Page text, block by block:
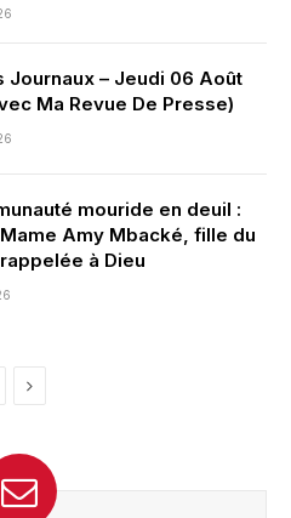
Journaux – Jeudi 06 Août
Ma Revue De Presse)
mouride en deuil :
Amy Mbacké, fille du
à Dieu
Next